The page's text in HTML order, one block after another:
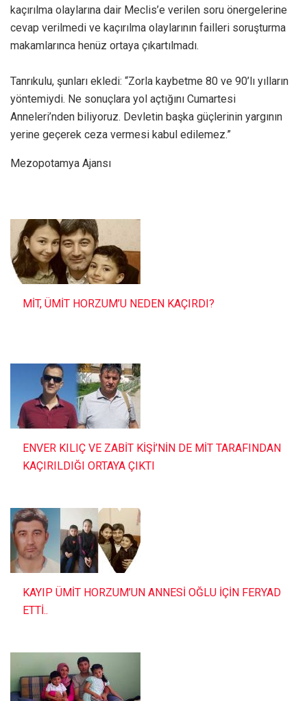
kaçırılma olaylarına dair Meclis’e verilen soru önergelerine
cevap verilmedi ve kaçırılma olaylarının failleri soruşturma
makamlarınca henüz ortaya çıkartılmadı.
Tanrıkulu, şunları ekledi: “Zorla kaybetme 80 ve 90’lı yılların
yöntemiydi. Ne sonuçlara yol açtığını Cumartesi
Anneleri’nden biliyoruz. Devletin başka güçlerinin yargının
yerine geçerek ceza vermesi kabul edilemez.”
Mezopotamya Ajansı
MİT, ÜMİT HORZUM’U NEDEN KAÇIRDI?
ENVER KILIÇ VE ZABİT KİŞİ’NİN DE MİT TARAFINDAN
KAÇIRILDIĞI ORTAYA ÇIKTI
KAYIP ÜMİT HORZUM’UN ANNESİ OĞLU İÇİN FERYAD
ETTİ..